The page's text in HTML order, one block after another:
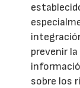
prevenir
sobre los